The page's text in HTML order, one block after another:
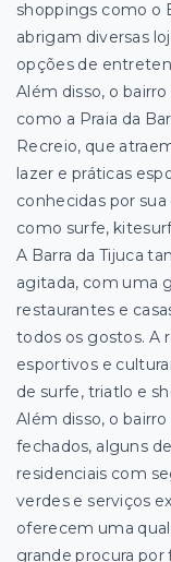
shoppings como o
abrigam diversas
opções de
Além disso, o
como a Praia da
Recreio, que
lazer e práticas
conhecidas por
como surfe,
A Barra da Tijuca
agitada, com uma
restaurantes e
todos os gostos. A
esportivos e
de surfe, triatlo e
Além disso, o
fechados, alguns
residenciais com
verdes e serviços
oferecem uma
grande procura por